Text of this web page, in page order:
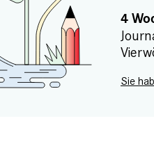
4
Sie